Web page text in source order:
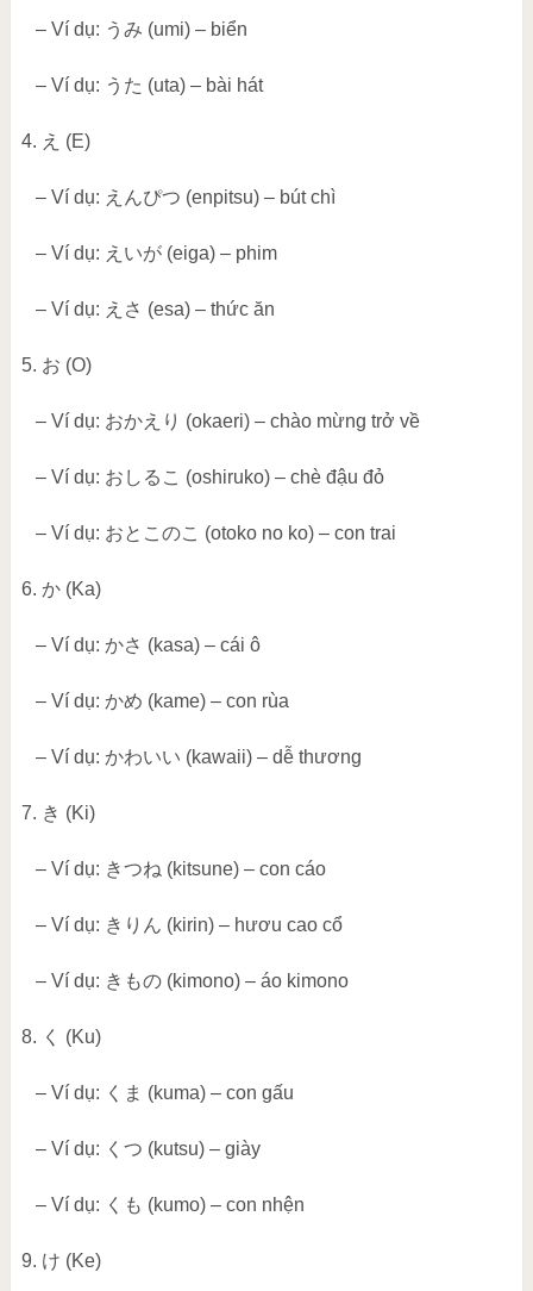
– Ví dụ: うみ (umi) – biển
– Ví dụ: うた (uta) – bài hát
4. え (E)
– Ví dụ: えんぴつ (enpitsu) – bút chì
– Ví dụ: えいが(eiga) – phim
– Ví dụ: えさ (esa) – thức ăn
5. お (O)
– Ví dụ: おかえり (okaeri) – chào mừng trở về
– Ví dụ: おしるこ (oshiruko) – chè đậu đỏ
– Ví dụ: おとこのこ (otoko no ko) – con trai
6. か(Ka)
– Ví dụ: かさ (kasa) – cái ô
– Ví dụ: かめ (kame) – con rùa
– Ví dụ: かわいい (kawaii) – dễ thương
7. き (Ki)
– Ví dụ: きつね (kitsune) – con cáo
– Ví dụ: きりん (kirin) – hươu cao cổ
– Ví dụ: きもの(kimono) – áo kimono
8. く (Ku)
– Ví dụ: くま (kuma) – con gấu
– Ví dụ: くつ (kutsu) – giày
– Ví dụ: くも (kumo) – con nhện
9. け (Ke)